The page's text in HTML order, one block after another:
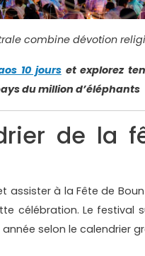
combine dévotion
10 jourset explorez
du million d’éléphants
de la
assister à la Fête de
célébration. Le festival
selon le calendrier